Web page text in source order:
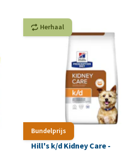
Bundelprijs
Herhaal
Hill's k/d Kidney Care -